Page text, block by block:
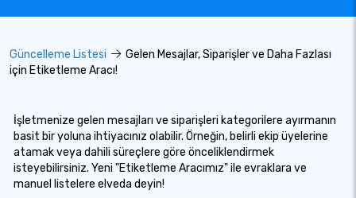
Güncelleme Listesi
Gelen Mesajlar, Siparişler ve Daha Fazlası
için Etiketleme Aracı!
İşletmenize gelen mesajları ve siparişleri kategorilere ayırmanın
basit bir yoluna ihtiyacınız olabilir. Örneğin, belirli ekip üyelerine
atamak veya dahili süreçlere göre önceliklendirmek
isteyebilirsiniz. Yeni "Etiketleme Aracımız" ile evraklara ve
manuel listelere elveda deyin!